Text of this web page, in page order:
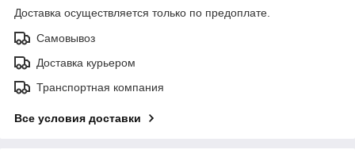
Доставка осуществляется только по предоплате.
Самовывоз
Доставка курьером
Транспортная компания
Все условия доставки